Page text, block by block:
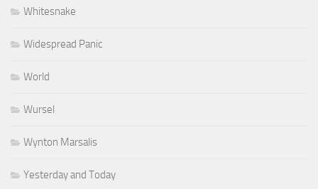
Whitesnake
Widespread Panic
World
Wursel
Wynton Marsalis
Yesterday and Today